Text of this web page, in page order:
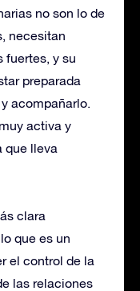
no son lo de
necesitan
fuertes, y su
preparada
acompañarlo.
activa y
que lleva
clara
que es un
el control de la
las relaciones